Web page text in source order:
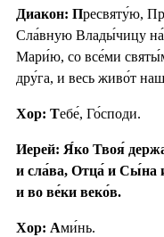
Диакон: Пресвяту́ю,
Сла́вную Влады́чицу
Мари́ю, со все́ми
дру́га, и весь живо́т
Хор: Тебе́, Го́споди.
Иерей: Я́ко Твоя́
и сла́ва, Отца́ и Сы́на
и во ве́ки веко́в.
Хор: Ами́нь.